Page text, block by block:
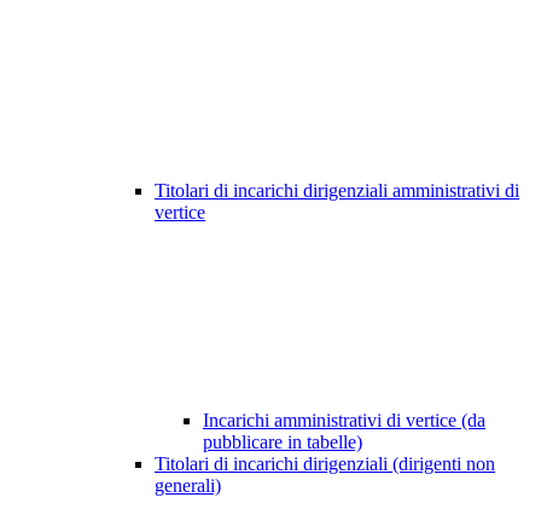
Titolari di incarichi dirigenziali amministrativi di
vertice
Incarichi amministrativi di vertice (da
pubblicare in tabelle)
Titolari di incarichi dirigenziali (dirigenti non
generali)